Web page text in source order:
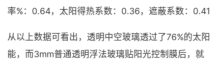
率%：0.64，太阳得热系数：0.36，遮蔽系数：0.41
从以上数据可看出，透明中空玻璃透过了76%的太阳
能，而3mm普通透明浮法玻璃贴阳光控制膜后，就